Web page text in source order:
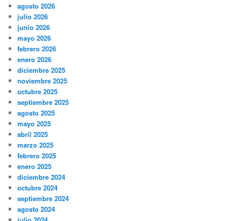
agosto 2026
julio 2026
junio 2026
mayo 2026
febrero 2026
enero 2026
diciembre 2025
noviembre 2025
octubre 2025
septiembre 2025
agosto 2025
mayo 2025
abril 2025
marzo 2025
febrero 2025
enero 2025
diciembre 2024
octubre 2024
septiembre 2024
agosto 2024